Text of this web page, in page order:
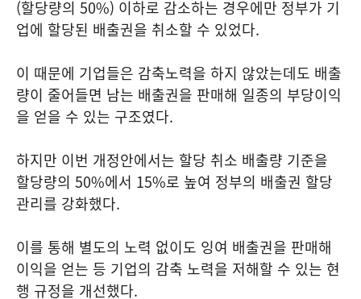
(할당량의 50%) 이하로 감소하는 경우에만 정부가 기
업에 할당된 배출권을 취소할 수 있었다.
이 때문에 기업들은 감축노력을 하지 않았는데도 배출
량이 줄어들면 남는 배출권을 판매해 일종의 부당이익
을 얻을 수 있는 구조였다.
하지만 이번 개정안에서는 할당 취소 배출량 기준을
할당량의 50%에서 15%로 높여 정부의 배출권 할당
관리를 강화했다.
이를 통해 별도의 노력 없이도 잉여 배출권을 판매해
이익을 얻는 등 기업의 감축 노력을 저해할 수 있는 현
행 규정을 개선했다.